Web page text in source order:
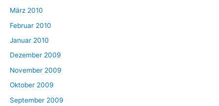
März 2010
Februar 2010
Januar 2010
Dezember 2009
November 2009
Oktober 2009
September 2009